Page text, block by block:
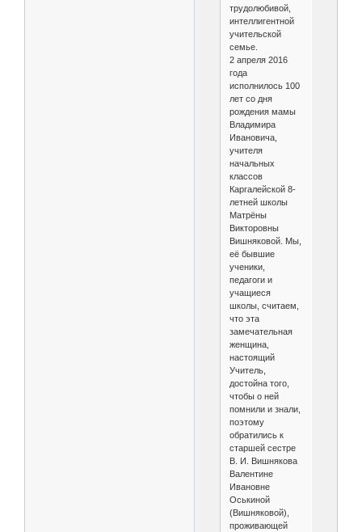
трудолюбивой,
интеллигентной
учительской
семье.
2 апреля 2016
года
исполнилось 100
лет со дня
рождения мамы
Владимира
Ивановича,
учителя
начальных
классов
Каргалейской 8-
летней школы
Матрёны
Викторовны
Вишняковой. Мы,
её бывшие
ученики,
педагоги и
учащиеся
школы, считаем,
что эта
замечательная
женщина,
настоящий
Учитель,
достойна того,
чтобы о ней
помнили и знали,
поэтому
обратились к
старшей сестре
В. И. Вишнякова
Валентине
Ивановне
Оськиной
(Вишняковой),
проживающей